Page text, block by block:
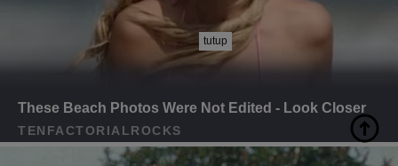
tutup